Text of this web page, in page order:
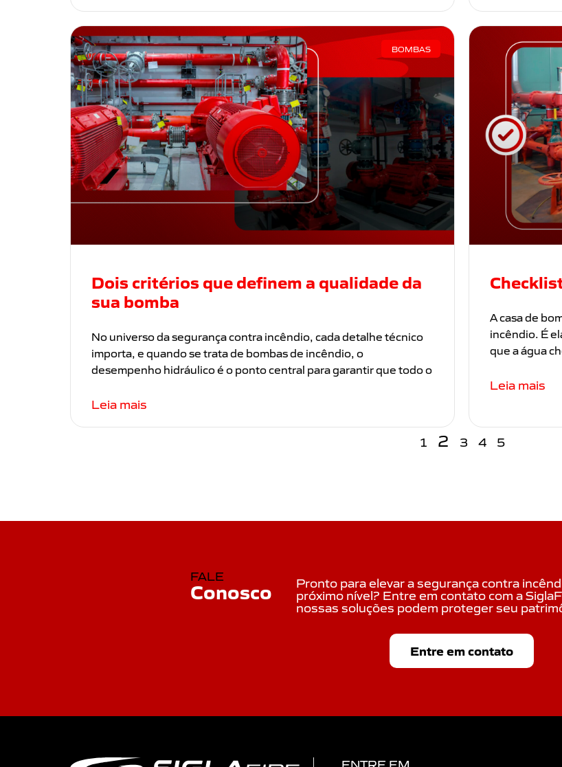
BOMBAS
Dois critérios que definem a qualidade da
sua bomba
No universo da segurança contra incêndio, cada detalhe técnico
importa, e quando se trata de bombas de incêndio, o
desempenho hidráulico é o ponto central para garantir que todo o
Leia mais
A casa de
incêndio. É
que a água
Leia mais
1 2 3 4 5
FALE
Conosco Pronto para elevar a segurança contra
próximo nível? Entre em contato com a
nossas soluções podem proteger seu
Entre em contato
ENTRE EM